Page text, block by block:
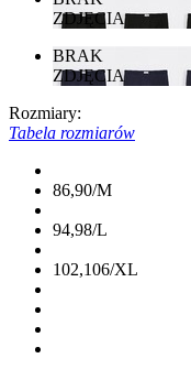
ZDJĘCIA
BRAK
ZDJĘCIA
Rozmiary:
Tabela rozmiarów
86,90/M
94,98/L
102,106/XL